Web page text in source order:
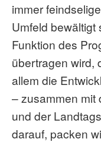
immer
Umfeld bewältigt
Funktion des
übertragen wird,
allem die
– zusammen
und der
darauf, packen